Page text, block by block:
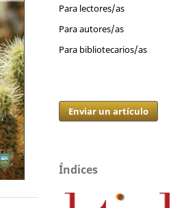
Para lectores/as
Para autores/as
Para bibliotecarios/as
Enviar un artículo
Índices